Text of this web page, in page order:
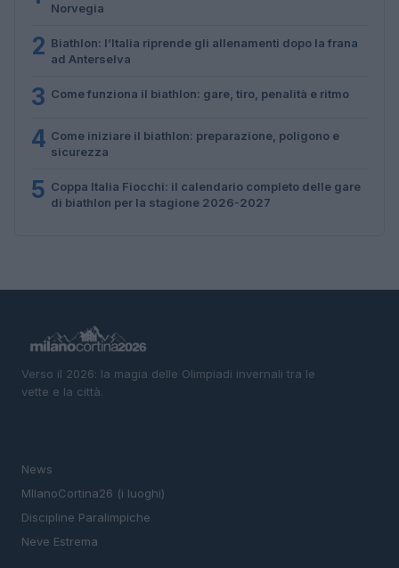
Norvegia
2 Biathlon: l’Italia riprende gli allenamenti dopo la frana
ad Anterselva
3 Come funziona il biathlon: gare, tiro, penalità e ritmo
4 Come iniziare il biathlon: preparazione, poligono e
sicurezza
5 Coppa Italia Fiocchi: il calendario completo delle gare
di biathlon per la stagione 2026-2027
Verso il 2026: la magia delle Olimpiadi invernali tra le
vette e la città.
News
MIlanoCortina26 (i luoghi)
Discipline Paralimpiche
Neve Estrema